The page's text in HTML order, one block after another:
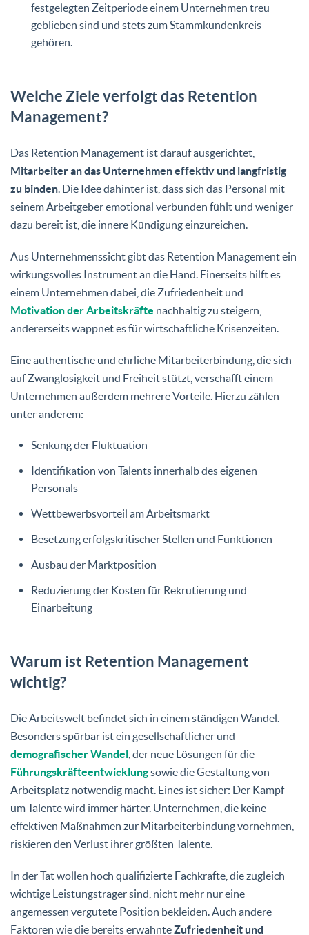
festgelegten Zeitperiode einem Unternehmen treu
geblieben sind und stets zum Stammkundenkreis
gehören.
Welche Ziele verfolgt das Retention
Management?
Das Retention Management ist darauf ausgerichtet,
Mitarbeiter an das Unternehmen effektiv und langfristig
zu binden. Die Idee dahinter ist, dass sich das Personal mit
seinem Arbeitgeber emotional verbunden fühlt und weniger
dazu bereit ist, die innere Kündigung einzureichen.
Aus Unternehmenssicht gibt das Retention Management ein
wirkungsvolles Instrument an die Hand. Einerseits hilft es
einem Unternehmen dabei, die Zufriedenheit und
Motivation der Arbeitskräfte nachhaltig zu steigern,
andererseits wappnet es für wirtschaftliche Krisenzeiten.
Eine authentische und ehrliche Mitarbeiterbindung, die sich
auf Zwanglosigkeit und Freiheit stützt, verschafft einem
Unternehmen außerdem mehrere Vorteile. Hierzu zählen
unter anderem:
Senkung der Fluktuation
Identifikation von Talents innerhalb des eigenen
Personals
Wettbewerbsvorteil am Arbeitsmarkt
Besetzung erfolgskritischer Stellen und Funktionen
Ausbau der Marktposition
Reduzierung der Kosten für Rekrutierung und
Einarbeitung
Warum ist Retention Management
wichtig?
Die Arbeitswelt befindet sich in einem ständigen Wandel.
Besonders spürbar ist ein gesellschaftlicher und
demografischer Wandel , der neue Lösungen für die
Führungskräfteentwicklungsowie die Gestaltung von
Arbeitsplatz notwendig macht. Eines ist sicher: Der Kampf
um Talente wird immer härter. Unternehmen, die keine
effektiven Maßnahmen zur Mitarbeiterbindung vornehmen,
riskieren den Verlust ihrer größten Talente.
In der Tat wollen hoch qualifizierte Fachkräfte, die zugleich
wichtige Leistungsträger sind, nicht mehr nur eine
angemessen vergütete Position bekleiden. Auch andere
Faktoren wie die bereits erwähnteZufriedenheit und